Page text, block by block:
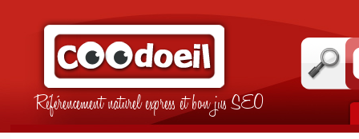
Référencement naturel express et bon jus SEO